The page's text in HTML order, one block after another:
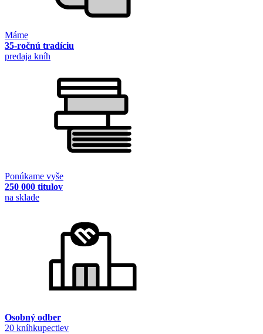
Máme
35-ročnú tradíciu
predaja kníh
Ponúkame vyše
250 000 titulov
na sklade
Osobný odber
20 kníhkupectiev